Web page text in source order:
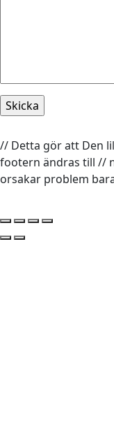
// Detta gör att Den
footern ändras till //
orsakar problem